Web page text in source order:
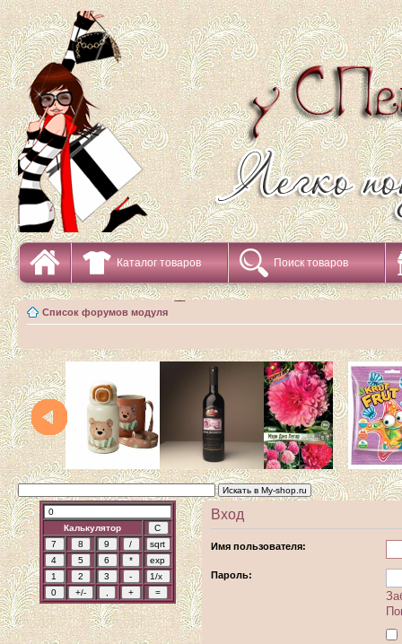
Каталог товаров Поиск товаров
Список форумов модуля
Калькулятор
Вход
Имя пользователя:
Пароль: